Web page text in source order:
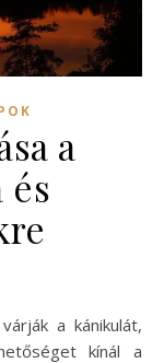
a
és
kínál a